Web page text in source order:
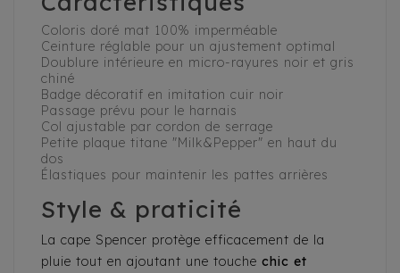
Coloris doré mat 100% imperméable
Ceinture réglable pour un ajustement optimal
Doublure intérieure en micro-rayures noir et gris
chiné
Badge décoratif en imitation cuir noir
Passage prévu pour le harnais
Col ajustable par cordon de serrage
Petite plaque titane "Milk&Pepper" en haut du
dos
Élastiques pour maintenir les pattes arrières
Style & praticité
La cape Spencer protège efficacement de la
pluie tout en ajoutant une touche chic et